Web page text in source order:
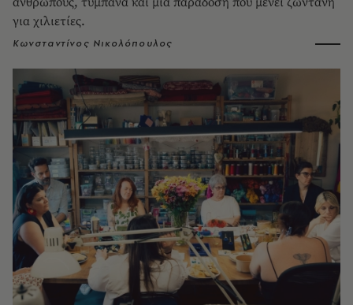
για χιλιετίες.
Κωνσταντίνος Νικολόπουλος